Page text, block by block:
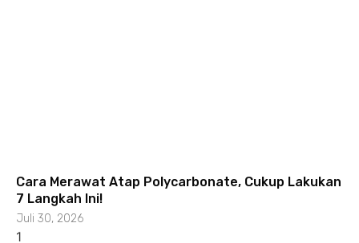
Cara Merawat Atap Polycarbonate, Cukup Lakukan
7 Langkah Ini!
Juli 30, 2026